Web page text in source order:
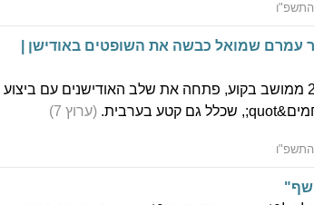
עמרם שמואל כבשה את השופטים באודישן |
תאיר עמרם שמואל, בת 22 ממושב בקוע, פתחה את שלב האודישנים עם ביצוע
(ערוץ 7)